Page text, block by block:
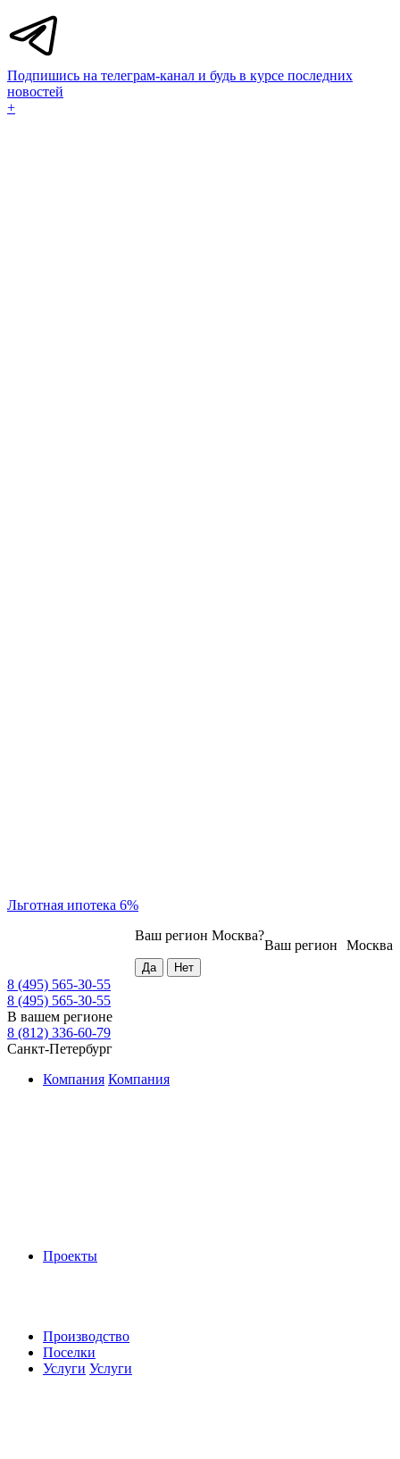
Подпишись на телеграм-канал и будь в курсе последних
новостей
+
Льготная ипотека 6%
Москва
Ваш регион
Ваш регион Москва?
8 (495) 565-30-55
8 (495) 565-30-55
В вашем регионе
8 (812) 336-60-79
Санкт-Петербург
Компания Компания
Проекты
Производство
Поселки
Услуги Услуги